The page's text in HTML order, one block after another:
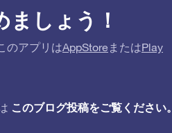
しょう！
のアプリはAppStore またはPlay
このブログ投稿をご覧ください。